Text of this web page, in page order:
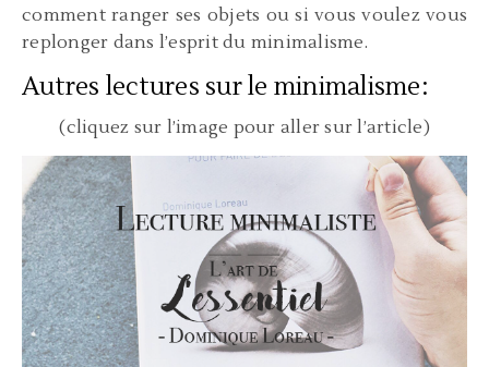
comment ranger ses objets ou si vous voulez vous
replonger dans l’esprit du minimalisme.
Autres lectures sur le minimalisme:
(cliquez sur l’image pour aller sur l’article)